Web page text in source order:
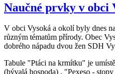
Naučné prvky v obci
V obci Vysoká a okolí byly dnes
různým tématům přírody. Obec
dobrého nápadu dvou žen SDH
Tabule "Ptáci na krmítku" je
(bývalá hospoda) , "Pexeso -